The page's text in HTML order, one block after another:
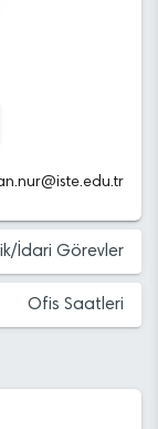
@iste.edu.tr
İdari Görevler
Ofis Saatleri